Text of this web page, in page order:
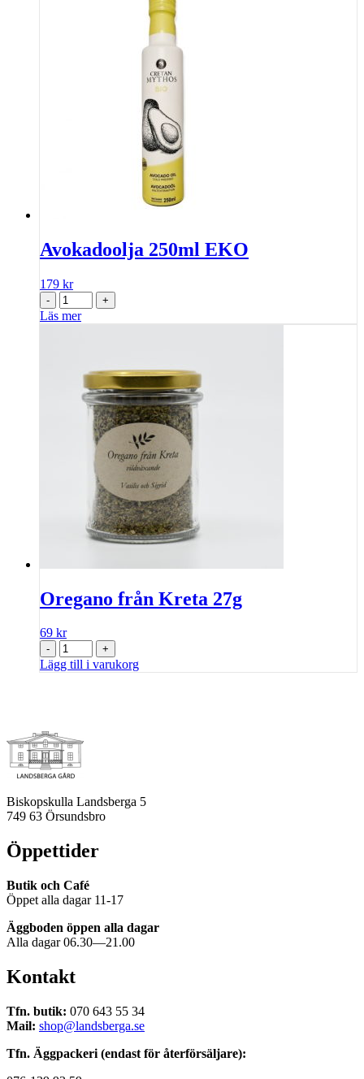
Avokadoolja 250ml EKO
179 kr
- +
Läs mer
Oregano från Kreta 27g
69 kr
- +
Lägg till i varukorg
Biskopskulla Landsberga 5
749 63 Örsundsbro
Öppettider
Butik och Café
Öppet alla dagar 11-17
Äggboden öppen alla dagar
Alla dagar 06.30—21.00
Kontakt
Tfn. butik: 070 643 55 34
Mail: shop@landsberga.se
Tfn. Äggpackeri (endast för återförsäljare):